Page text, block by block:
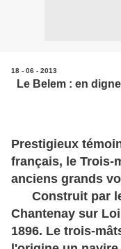
18 - 06 - 2013
Le Belem : en
Prestigieux
français, le Trois-
anciens grands
Construit par
Chantenay sur
1896. Le trois-